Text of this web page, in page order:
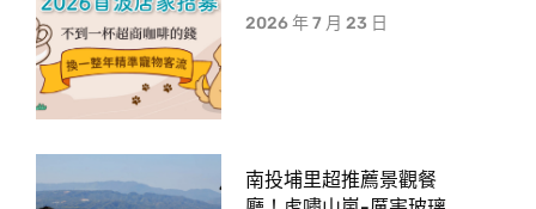
照片由查理士小獵犬-Q比郊遊趣提供
2026 年 7 月 23 日
南投埔里超推薦景觀餐